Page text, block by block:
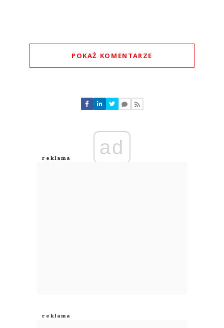
POKAŻ KOMENTARZE
Nie znaleziono komentarzy
Zostaw swoje komentarze
Anuluj
ad